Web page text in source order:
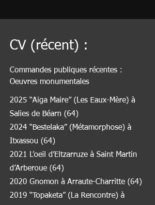
CV (récent) :
Commandes publiques récentes :
Oeuvres monumentales
2025 “Aiga Maire” (Les Eaux-Mère) à
Salies de Béarn (64)
2024 “Bestelaka” (Métamorphose) à
Itxassou (64)
2021 L’oeil d’Eltzarruze à Saint Martin
d’Arberoue (64)
2020 Gnomon à Arraute-Charritte (64)
2019 “Topaketa” (La Rencontre) à